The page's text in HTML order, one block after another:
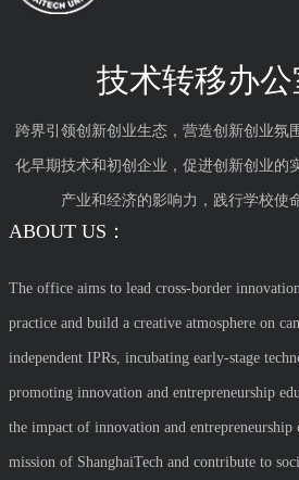
技术转移办
跨界引领创新创业生态，营造创新创业氛
化早期技术和初创企业，促进创新创业的
产业和经济的影响力，践行学校使
ABOUT US：
The office aims to lead cross-border
practice and build a creative atmosphere on
independent IPRs, incubating early-stage
promoting innovation and entrepreneurship
the impact of innovation and
mission of ShanghaiTech and contribute to